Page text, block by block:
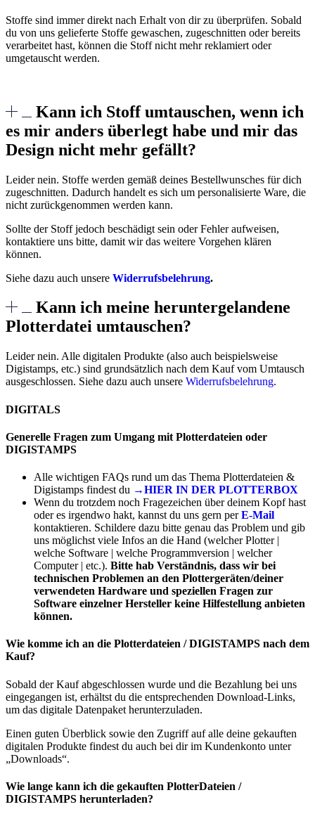
Stoffe sind immer direkt nach Erhalt von dir zu überprüfen. Sobald
du von uns gelieferte Stoffe gewaschen, zugeschnitten oder bereits
verarbeitet hast, können die Stoff nicht mehr reklamiert oder
umgetauscht werden.
Kann ich Stoff umtauschen, wenn ich
es mir anders überlegt habe und mir das
Design nicht mehr gefällt?
Leider nein. Stoffe werden gemäß deines Bestellwunsches für dich
zugeschnitten. Dadurch handelt es sich um personalisierte Ware, die
nicht zurückgenommen werden kann.
Sollte der Stoff jedoch beschädigt sein oder Fehler aufweisen,
kontaktiere uns bitte, damit wir das weitere Vorgehen klären
können.
Siehe dazu auch unsere Widerrufsbelehrung.
Kann ich meine heruntergelandene
Plotterdatei umtauschen?
Leider nein. Alle digitalen Produkte (also auch beispielsweise
Digistamps, etc.) sind grundsätzlich nach dem Kauf vom Umtausch
ausgeschlossen. Siehe dazu auch unsere Widerrufsbelehrung.
DIGITALS
Generelle Fragen zum Umgang mit Plotterdateien oder
DIGISTAMPS
Alle wichtigen FAQs rund um das Thema Plotterdateien &
Digistamps findest du →HIER IN DER PLOTTERBOX
Wenn du trotzdem noch Fragezeichen über deinem Kopf hast
oder es irgendwo hakt, kannst du uns gern perE-Mail
kontaktieren. Schildere dazu bitte genau das Problem und gib
uns möglichst viele Infos an die Hand (welcher Plotter |
welche Software | welche Programmversion | welcher
Computer | etc.). Bitte hab Verständnis, dass wir bei
technischen Problemen an den Plottergeräten/deiner
verwendeten Hardware und speziellen Fragen zur
Software einzelner Hersteller keine Hilfestellung anbieten
können.
Wie komme ich an die Plotterdateien / DIGISTAMPS nach dem
Kauf?
Sobald der Kauf abgeschlossen wurde und die Bezahlung bei uns
eingegangen ist, erhältst du die entsprechenden Download-Links,
um das digitale Datenpaket herunterzuladen.
Einen guten Überblick sowie den Zugriff auf alle deine gekauften
digitalen Produkte findest du auch bei dir im Kundenkonto unter
„Downloads“.
Wie lange kann ich die gekauften PlotterDateien /
DIGISTAMPS herunterladen?